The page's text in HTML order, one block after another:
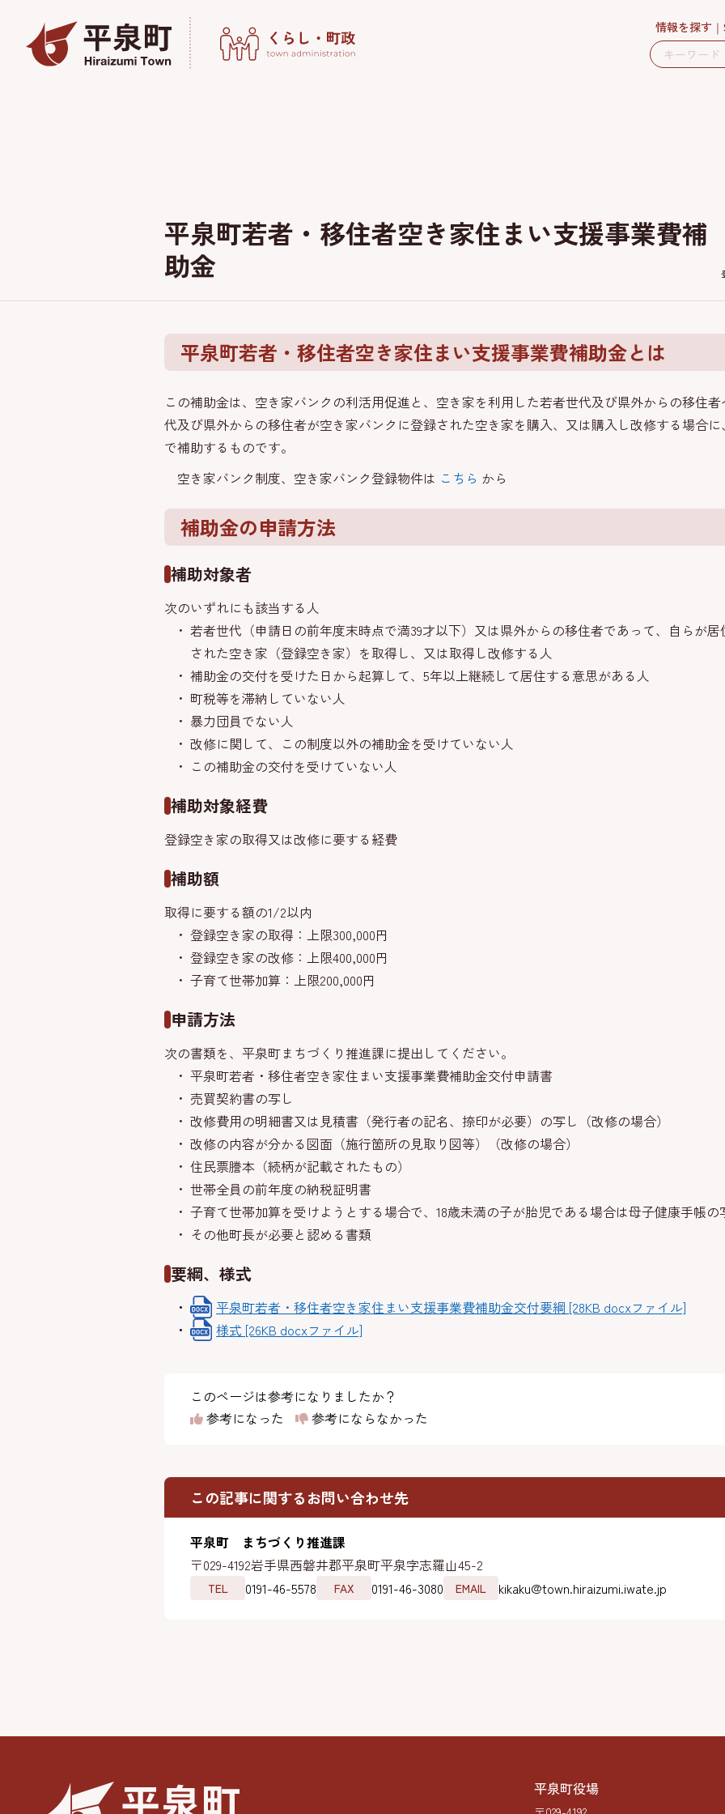
情報を探す
平泉町若者・移住者空き家住まい支援事業費補
助金
平泉町若者・移住者空き家住まい支援事業費補助金とは
この補助金は、空き家バンクの利活用促進と、空き家を利用した若者世代及び県外からの移住
代及び県外からの移住者が空き家バンクに登録された空き家を購入、又は購入し改修する場合
で補助するものです。
空き家バンク制度、空き家バンク登録物件は こちら から
補助金の申請方法
補助対象者
次のいずれにも該当する人
若者世代（申請日の前年度末時点で満39才以下）又は県外からの移住者であって、自らが
された空き家（登録空き家）を取得し、又は取得し改修する人
補助金の交付を受けた日から起算して、5年以上継続して居住する意思がある人
町税等を滞納していない人
暴力団員でない人
改修に関して、この制度以外の補助金を受けていない人
この補助金の交付を受けていない人
補助対象経費
登録空き家の取得又は改修に要する経費
補助額
取得に要する額の1/2以内
登録空き家の取得：上限300,000円
登録空き家の改修：上限400,000円
子育て世帯加算：上限200,000円
申請方法
次の書類を、平泉町まちづくり推進課に提出してください。
平泉町若者・移住者空き家住まい支援事業費補助金交付申請書
売買契約書の写し
改修費用の明細書又は見積書（発行者の記名、捺印が必要）の写し（改修の場合）
改修の内容が分かる図面（施行箇所の見取り図等）（改修の場合）
住民票謄本（続柄が記載されたもの）
世帯全員の前年度の納税証明書
子育て世帯加算を受けようとする場合で、18歳未満の子が胎児である場合は母子健康手帳の
その他町長が必要と認める書類
要綱、様式
平泉町若者・移住者空き家住まい支援事業費補助金交付要綱 [28KB docxファイル]
様式 [26KB docxファイル]
このページは参考になりましたか？
参考になった
参考にならなかった
この記事に関するお問い合わせ先
平泉町 まちづくり推進課
〒029-4192岩手県西磐井郡平泉町平泉字志羅山45-2
TEL 0191-46-5578 FAX 0191-46-3080 EMAIL kikaku@town.hiraizumi.iwate.jp
平泉町役場